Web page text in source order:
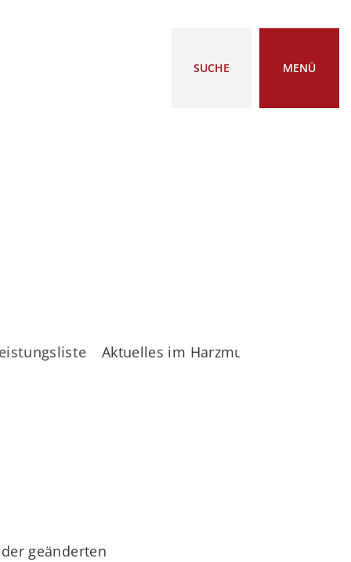
SUCHE MENÜ
Aktuelles im Harzmuseum
geänderten